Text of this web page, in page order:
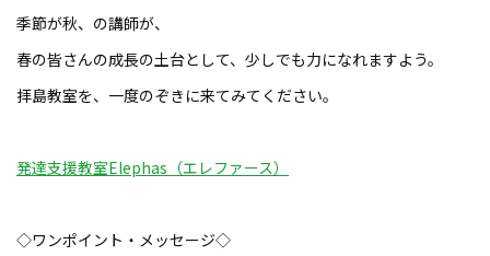
季節が秋、の講師が、
春の皆さんの成長の土台として、少しでも力になれますよう。
拝島教室を、一度のぞきに来てみてください。
発達支援教室Elephas（エレファース）
◇ワンポイント・メッセージ◇